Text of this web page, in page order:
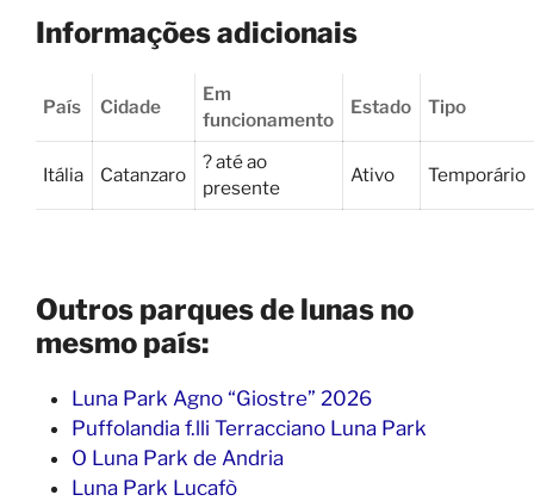
Informações adicionais
País Cidade
Em
funcionamento
Estado Tipo
Itália Catanzaro
? até ao
presente
Ativo Temporário
Outros parques de lunas no
mesmo país:
Luna Park Agno “Giostre” 2026
Puffolandia f.lli Terracciano Luna Park
O Luna Park de Andria
Luna Park Lucafò